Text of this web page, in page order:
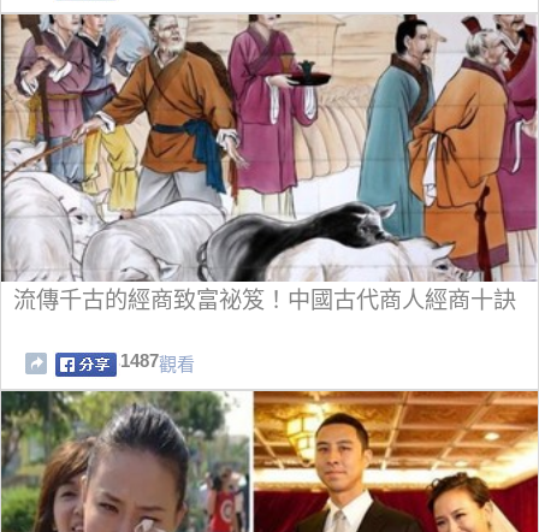
流傳千古的經商致富祕笈！中國古代商人經商十訣
1487觀看